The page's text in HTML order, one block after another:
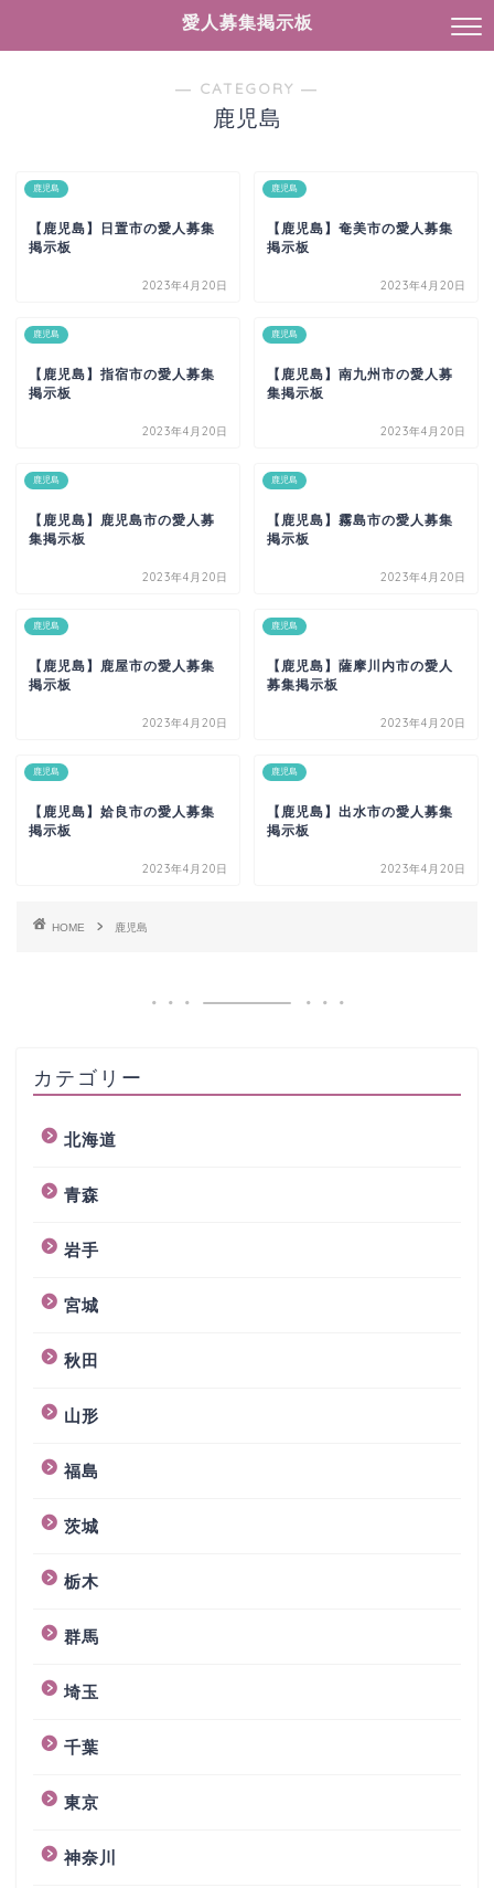
愛人募集掲示板
― CATEGORY ―
鹿児島
鹿児島
【鹿児島】日置市の愛人募集
掲示板
2023年4月20日
鹿児島
【鹿児島】奄美市の愛人募集
掲示板
2023年4月20日
鹿児島
【鹿児島】指宿市の愛人募集
掲示板
2023年4月20日
鹿児島
【鹿児島】南九州市の愛人募
集掲示板
2023年4月20日
鹿児島
【鹿児島】鹿児島市の愛人募
集掲示板
2023年4月20日
鹿児島
【鹿児島】霧島市の愛人募集
掲示板
2023年4月20日
鹿児島
【鹿児島】鹿屋市の愛人募集
掲示板
2023年4月20日
鹿児島
【鹿児島】薩摩川内市の愛人
募集掲示板
2023年4月20日
鹿児島
【鹿児島】姶良市の愛人募集
掲示板
2023年4月20日
鹿児島
【鹿児島】出水市の愛人募集
掲示板
2023年4月20日
HOME 鹿児島
カテゴリー
北海道
青森
岩手
宮城
秋田
山形
福島
茨城
栃木
群馬
埼玉
千葉
東京
神奈川